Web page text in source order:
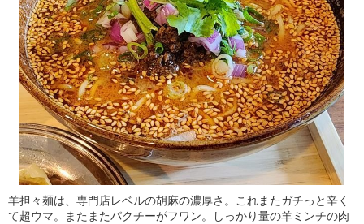
羊担々麺は、専門店レベルの胡麻の濃厚さ。これまたガチっと辛く
て超ウマ。またまたパクチーがフワン。しっかり量の羊ミンチの肉